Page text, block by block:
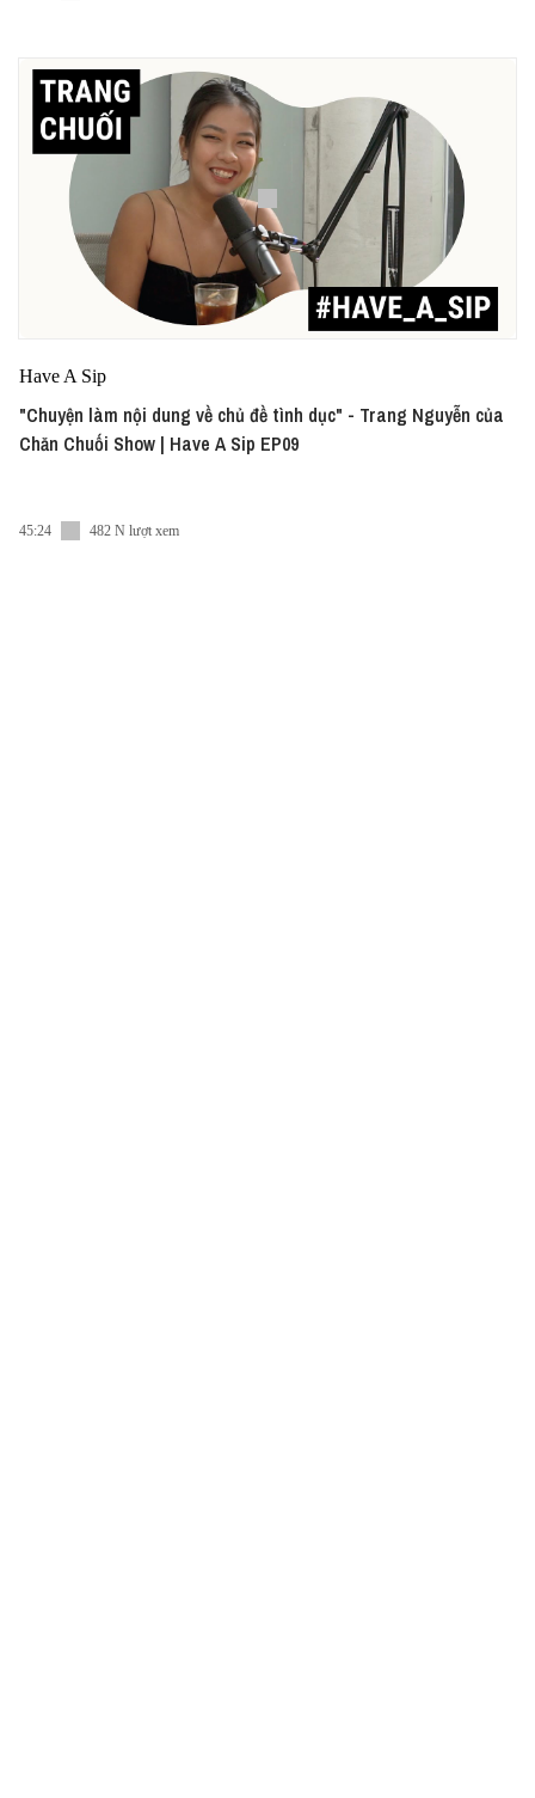
Have A Sip
"Chuyện làm nội dung về chủ đề tình dục" - Trang Nguyễn của
Chăn Chuối Show | Have A Sip EP09
45:24 482 N lượt xem